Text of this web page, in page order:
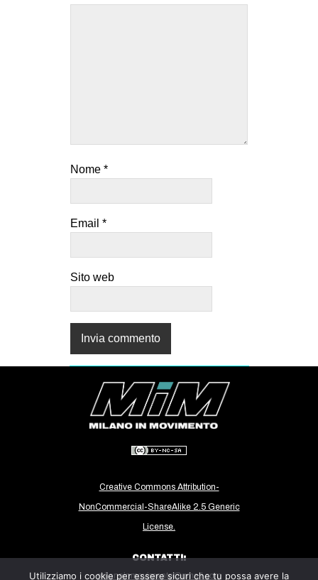
Nome *
Email *
Sito web
Creative Commons Attribution-
NonCommercial-ShareAlike 2.5 Generic
License.
CONTATTI:
milanoinmovimento@gmail.com
Utilizziamo i cookie per essere sicuri che tu possa avere la